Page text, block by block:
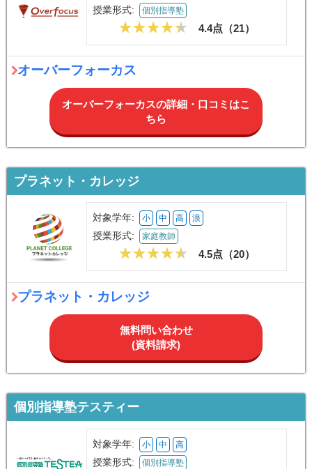
授業形式: 個別指導塾
4.4点（21）
オーバーフォーカス
オーバーフォーカスの詳細・口コミはこ
ちら
プラネット・カレッジ
対象学年: 小 中 高 浪
授業形式: 家庭教師
4.5点（20）
プラネット・カレッジ
無料問い合わせ
(資料請求)
個別指導塾テスティー
対象学年: 小 中 高
授業形式: 個別指導塾